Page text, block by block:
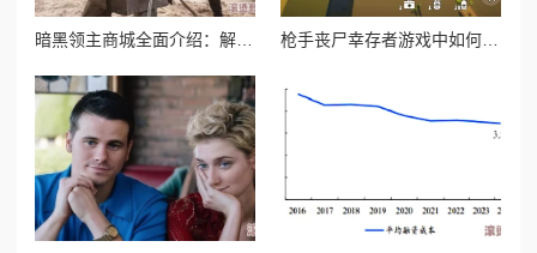
枪手丧尸幸存者游戏中如何获取强力武器火箭筒攻略